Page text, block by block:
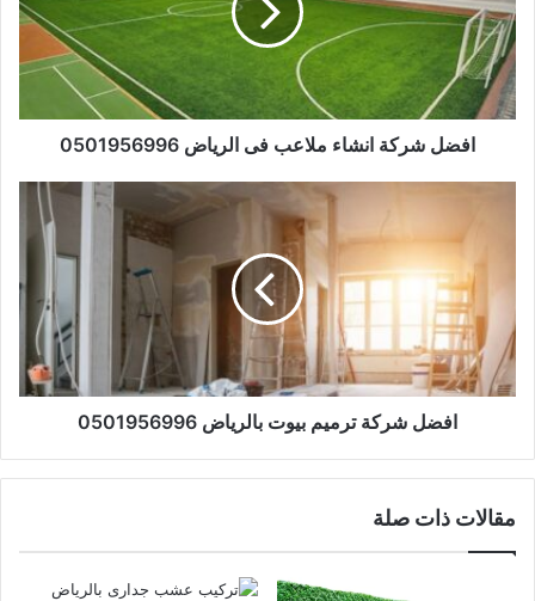
افضل شركة انشاء ملاعب فى الرياض 0501956996
افضل شركة ترميم بيوت بالرياض 0501956996
مقالات ذات صلة